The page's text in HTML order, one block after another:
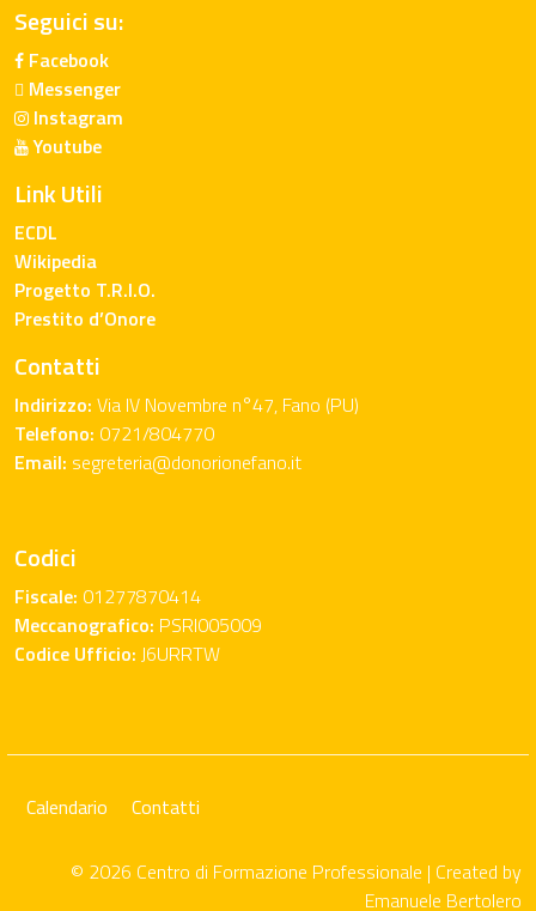
Seguici su:
Facebook
Messenger
Instagram
Youtube
Link Utili
ECDL
Wikipedia
Progetto T.R.I.O.
Prestito d’Onore
Contatti
Indirizzo: Via IV Novembre n°47, Fano (PU)
Telefono: 0721/804770
Email: segreteria@donorionefano.it
Codici
Fiscale: 01277870414
Meccanografico: PSRI005009
Codice Ufficio: J6URRTW
Calendario Contatti
© 2026 Centro di Formazione Professionale | Created by
Emanuele Bertolero